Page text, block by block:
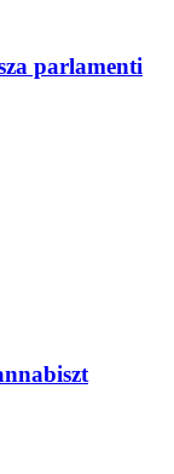
parlamenti